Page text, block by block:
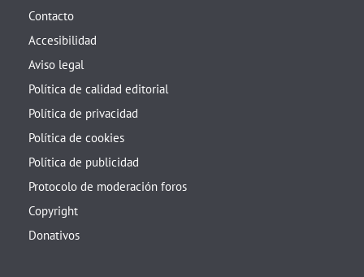
Contacto
Accesibilidad
Aviso legal
Política de calidad editorial
Política de privacidad
Política de cookies
Política de publicidad
Protocolo de moderación foros
Copyright
Donativos